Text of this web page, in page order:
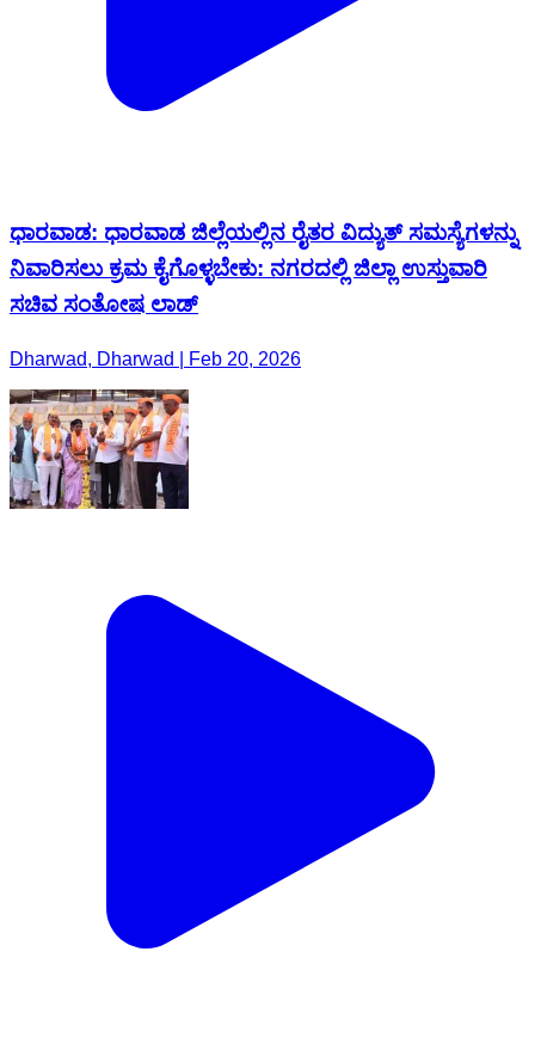
ಧಾರವಾಡ: ಧಾರವಾಡ ಜಿಲ್ಲೆಯಲ್ಲಿನ ರೈತರ ವಿದ್ಯುತ್ ಸಮಸ್ಯೆಗಳನ್ನು
ನಿವಾರಿಸಲು ಕ್ರಮ ಕೈಗೊಳ್ಳಬೇಕು: ನಗರದಲ್ಲಿ ಜಿಲ್ಲಾ ಉಸ್ತುವಾರಿ
ಸಚಿವ ಸಂತೋಷ ಲಾಡ್
Dharwad, Dharwad | Feb 20, 2026